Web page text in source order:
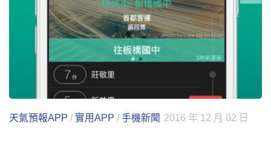
天氣預報APP / 實用APP / 手機新聞 2016 年 12 月 02 日